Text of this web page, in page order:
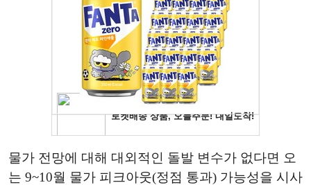
물가 전망에 대해 대외적인 돌발 변수가 없다면 오
는 9~10월 물가 피크아웃(정점 통과) 가능성을 시사